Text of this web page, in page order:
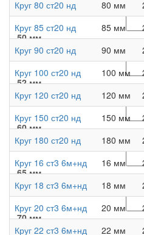
50 мм
52 мм
60 мм
65 мм
70 мм
Круг 80 ст20 нд
80 мм
Круг 85 ст20 нд
85 мм
Круг 90 ст20 нд
90 мм
Круг 100 ст20 нд
100 мм
Круг 120 ст20 нд
120 мм
Круг 150 ст20 нд
150 мм
Круг 180 ст20 нд
180 мм
Круг 16 ст3 6м+нд
16 мм
Круг 18 ст3 6м+нд
18 мм
Круг 20 ст3 6м+нд
20 мм
Круг 22 ст3 6м+нд
22 мм